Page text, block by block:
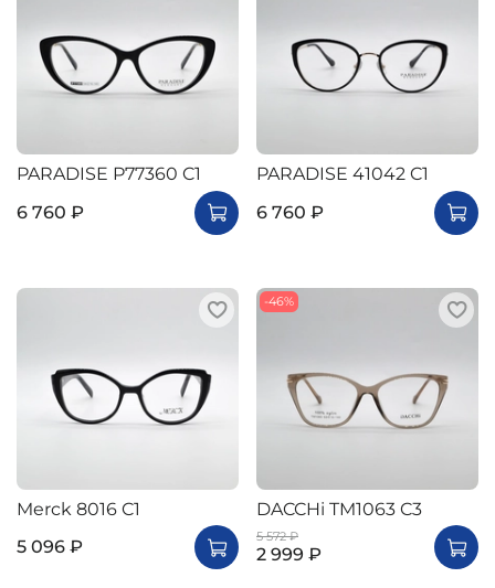
PARADISE P77360 C1
6 760 ₽
PARADISE 41042 C1
6 760 ₽
Merck 8016 C1
5 096 ₽
-46%
DACCHi TM1063 C3
5 572 ₽
2 999 ₽